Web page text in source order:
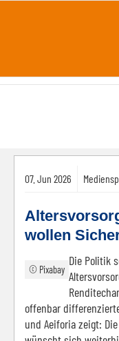
07. Jun 2026
wollen
© Pixabay
Die Politik
offenbar
und Aeiforia zeigt: